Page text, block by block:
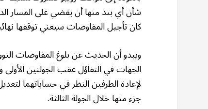
شأن أي بند منها أن يقضي على المسار
كان تأجيل المفاوضات سيعني توقفها
ویبدو أن الحديث عن بلوغ المفاوضات
الجهات في التفاؤل عقب الجولتين الأولی
لإعادة الطرفين النظر في حساباتهما
جزء منها خلال الجولة الثالثة.